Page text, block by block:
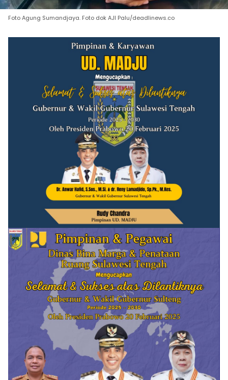
Foto Agung Sumandjaya. Foto dok AJI Palu/deadlinews.co